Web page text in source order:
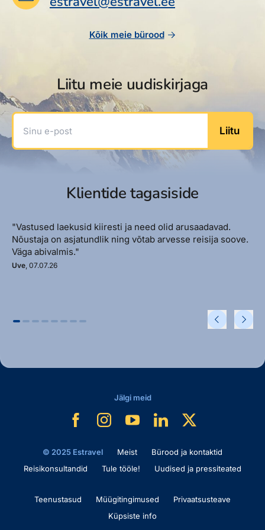
Reisitarvete e-pood
Kuldkaart
Platinum Club
Boonuspunktid
Meist
Kontaktid
Reisikonsultandi teenus
Tule tööle
Uudised
Kõik meie bürood
Liitu meie uudiskirjaga
Sinu e-post
Liitu
Klientide tagasiside
"Vastused laekusid kiiresti ja need olid arusaadavad.
Nõustaja on asjatundlik ning võtab arvesse reisija soove.
Väga abivalmis."
Uve, 07.07.26
© 2025 Estravel Meist
Bürood ja kontaktid
Reisikonsultandid
Tule tööle! Uudised ja pressiteated
Teenustasud Müügitingimused
Privaatsusteave
Küpsiste info
Jälgi meid